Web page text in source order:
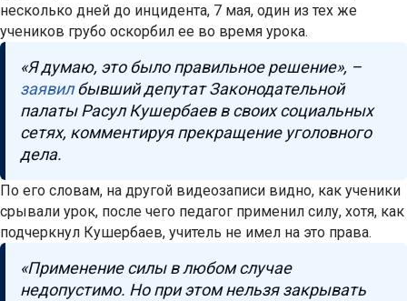
несколько дней до инцидента, 7 мая, один из тех же
учеников грубо оскорбил ее во время урока.
«Я думаю, это было правильное решение», –
заявилбывший депутат Законодательной
палаты Расул Кушербаев в своих социальных
сетях, комментируя прекращение уголовного
дела.
По его словам, на другой видеозаписи видно, как ученики
срывали урок, после чего педагог применил силу, хотя, как
подчеркнул Кушербаев, учитель не имел на это права.
«Применение силы в любом случае
недопустимо. Но при этом нельзя закрывать